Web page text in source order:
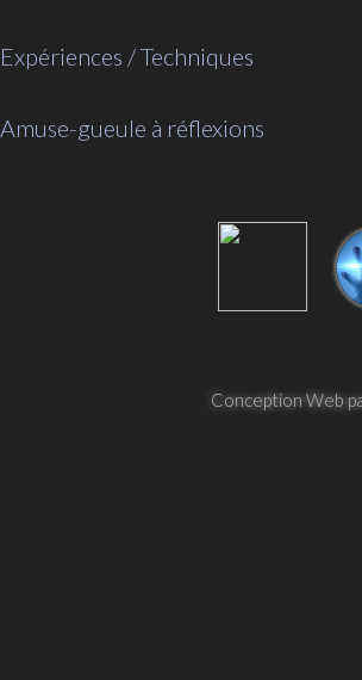
Expériences / Techniques
Amuse-gueule à réflexions
Conception Web